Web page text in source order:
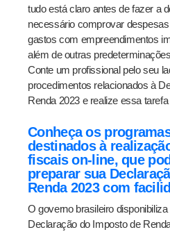
tudo está claro antes de fazer a
necessário comprovar
gastos com empreendimentos
além de outras
Conte um profissional pelo seu
procedimentos relacionados à
Renda 2023 e realize essa
Conheça os
destinados à
fiscais on-line, que
preparar sua
Renda 2023 com
O governo brasileiro
Declaração do Imposto de